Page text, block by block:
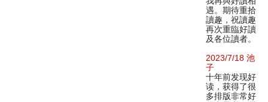
遇。期待重拾
讀趣，祝讀趣
再次重臨好讀
及各位讀者。
2023/7/18 池
子
十年前发现好
读，获得了很
多排版非常好